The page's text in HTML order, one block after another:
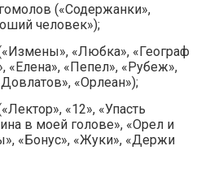
(«Содержанки»,
человек»);
«Любка», «Географ
«Елена», «Пепел», «Рубеж»,
«Орлеан»);
«12», «Упасть
в моей голове», «Орел и
«Бонус», «Жуки», «Держи